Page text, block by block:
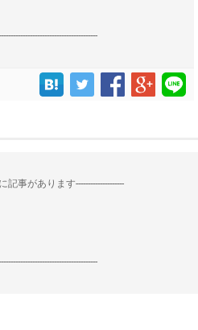
記事があります--------------------